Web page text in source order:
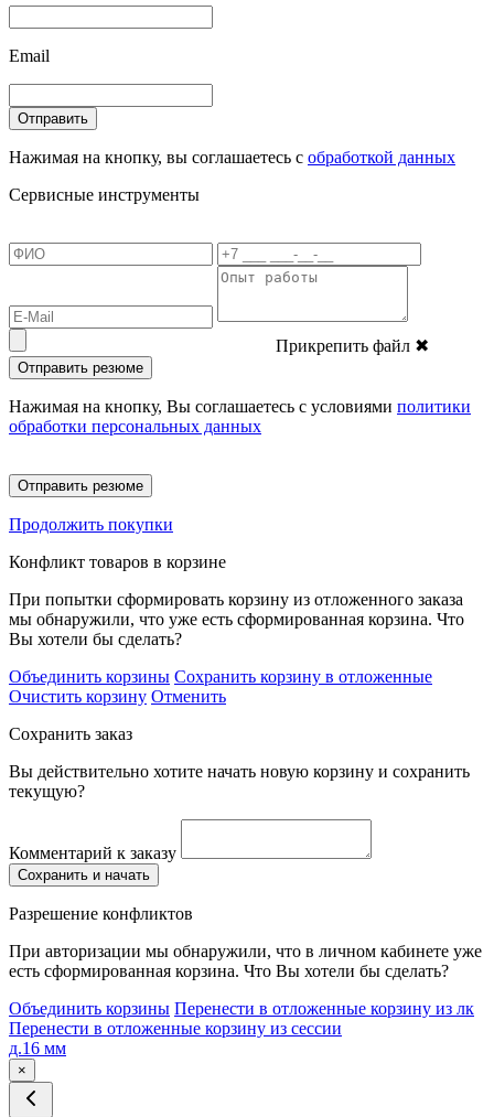
Email
Отправить
Нажимая на кнопку, вы соглашаетесь с обработкой данных
Сервисные инструменты
Прикрепить файл ✖
Отправить резюме
Нажимая на кнопку, Вы соглашаетесь с условиями политики
обработки персональных данных
Отправить резюме
Продолжить покупки
Конфликт товаров в корзине
При попытки сформировать корзину из отложенного заказа
мы обнаружили, что уже есть сформированная корзина. Что
Вы хотели бы сделать?
Объединить корзины Сохранить корзину в отложенные
Очистить корзину Отменить
Сохранить заказ
Вы действительно хотите начать новую корзину и сохранить
текущую?
Комментарий к заказу
Сохранить и начать
Разрешение конфликтов
При авторизации мы обнаружили, что в личном кабинете уже
есть сформированная корзина. Что Вы хотели бы сделать?
Объединить корзины Перенести в отложенные корзину из лк
Перенести в отложенные корзину из сессии
д.16 мм
×